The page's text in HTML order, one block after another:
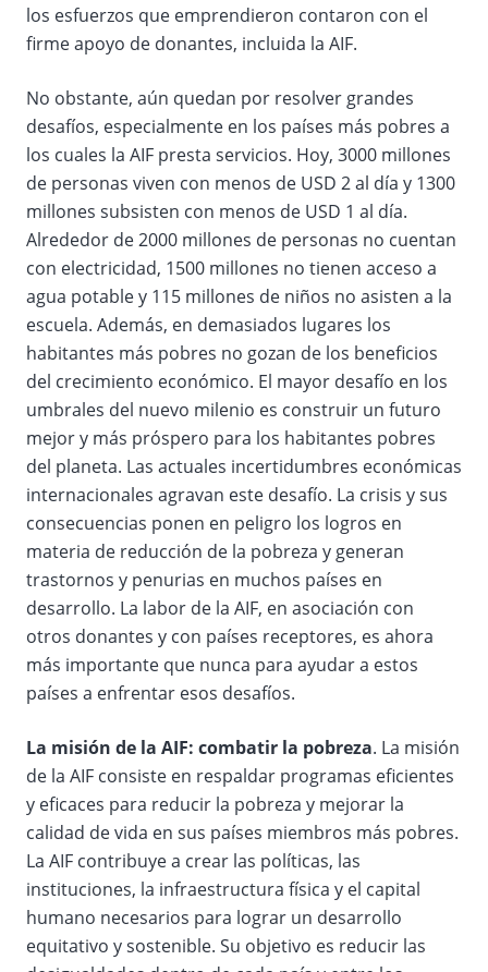
los esfuerzos que emprendieron contaron con el
firme apoyo de donantes, incluida la AIF.
No obstante, aún quedan por resolver grandes
desafíos, especialmente en los países más pobres a
los cuales la AIF presta servicios. Hoy, 3000 millones
de personas viven con menos de USD 2 al día y 1300
millones subsisten con menos de USD 1 al día.
Alrededor de 2000 millones de personas no cuentan
con electricidad, 1500 millones no tienen acceso a
agua potable y 115 millones de niños no asisten a la
escuela. Además, en demasiados lugares los
habitantes más pobres no gozan de los beneficios
del crecimiento económico. El mayor desafío en los
umbrales del nuevo milenio es construir un futuro
mejor y más próspero para los habitantes pobres
del planeta. Las actuales incertidumbres económicas
internacionales agravan este desafío. La crisis y sus
consecuencias ponen en peligro los logros en
materia de reducción de la pobreza y generan
trastornos y penurias en muchos países en
desarrollo. La labor de la AIF, en asociación con
otros donantes y con países receptores, es ahora
más importante que nunca para ayudar a estos
países a enfrentar esos desafíos.
La misión de la AIF: combatir la pobreza. La misión
de la AIF consiste en respaldar programas eficientes
y eficaces para reducir la pobreza y mejorar la
calidad de vida en sus países miembros más pobres.
La AIF contribuye a crear las políticas, las
instituciones, la infraestructura física y el capital
humano necesarios para lograr un desarrollo
equitativo y sostenible. Su objetivo es reducir las